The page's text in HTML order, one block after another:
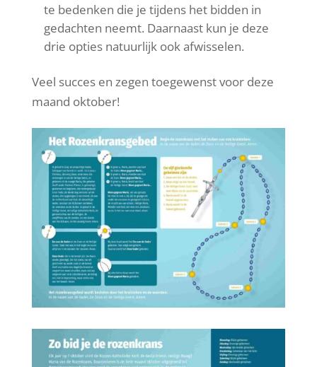
te bedenken die je tijdens het bidden in
gedachten neemt. Daarnaast kun je deze
drie opties natuurlijk ook afwisselen.
Veel succes en zegen toegewenst voor deze
maand oktober!